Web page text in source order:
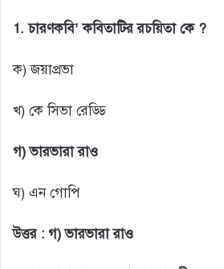
1. চারণকবি’ কবিতাটির রচয়িতা কে ?
ক) জয়াপ্রভা
খ) কে সিভা রেড্ডি
গ) ভারভারা রাও
ঘ) এন গোপি
উত্তর : গ) ভারভারা রাও